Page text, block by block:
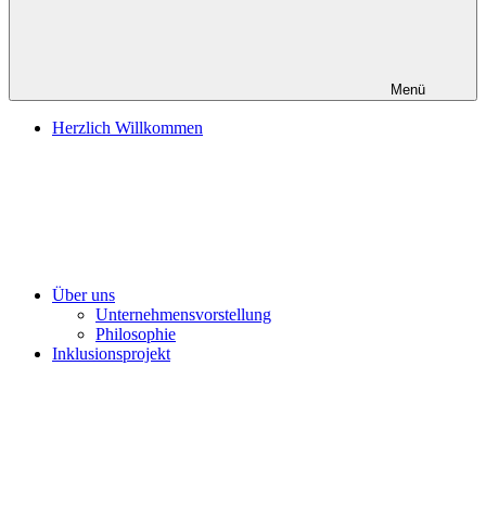
Menü
Herzlich Willkommen
Über uns
Unternehmensvorstellung
Philosophie
Inklusionsprojekt